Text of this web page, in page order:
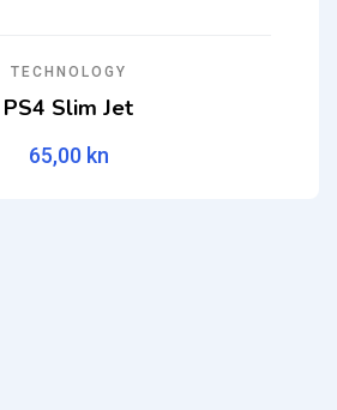
TECHNOLOGY
PS4 Slim Jet
65,00 kn